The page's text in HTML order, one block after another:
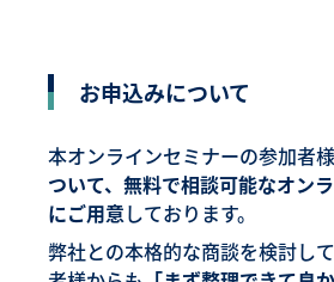
お申込みについて
本オンラインセミナーの参加者様
ついて、無料で相談可能なオン
にご用意しております。
弊社との本格的な商談を検討し